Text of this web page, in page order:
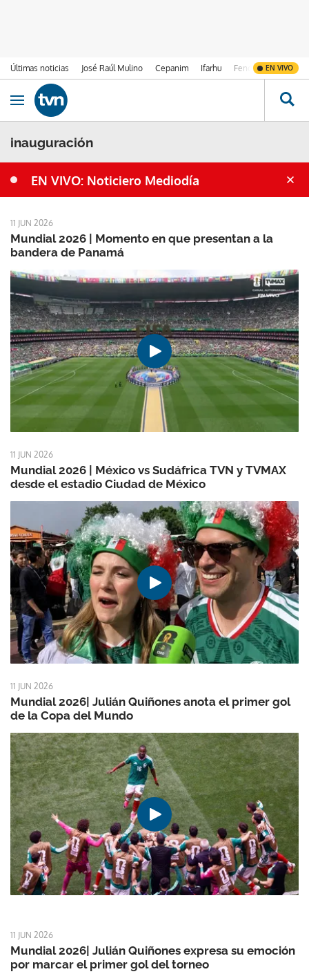
Últimas noticias José Raúl Mulino Cepanim Ifarhu Fenómeno de El
EN VIVO
Ir al contenido
Obrir navegació
inauguración
EN VIVO: Noticiero Mediodía
11 JUN 2026
Mundial 2026 | Momento en que presentan a la
bandera de Panamá
11 JUN 2026
Mundial 2026 | México vs Sudáfrica TVN y TVMAX
desde el estadio Ciudad de México
11 JUN 2026
Mundial 2026| Julián Quiñones anota el primer gol
de la Copa del Mundo
11 JUN 2026
Mundial 2026| Julián Quiñones expresa su emoción
por marcar el primer gol del torneo